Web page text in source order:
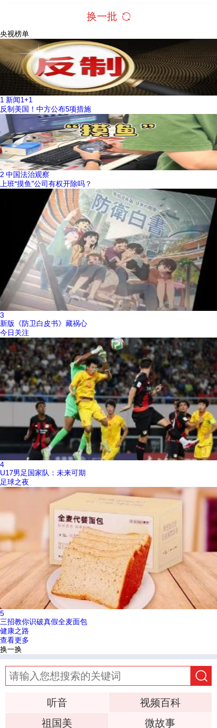
朗称摧毁美军F-35战
机
换一批
央视榜单
1 新闻1+1
反制美国！中方公布5项措施
2 中国法治观察
上班“摸鱼”公司有权开除吗？
3
新版《防卫白皮书》藏祸心
今日关注
4
U17男足国家队：未来可期
足球之夜
5
三招教你识破真假全麦面包
健康之路
查看更多
换一换
听音
视频百科
祖国美
微故事